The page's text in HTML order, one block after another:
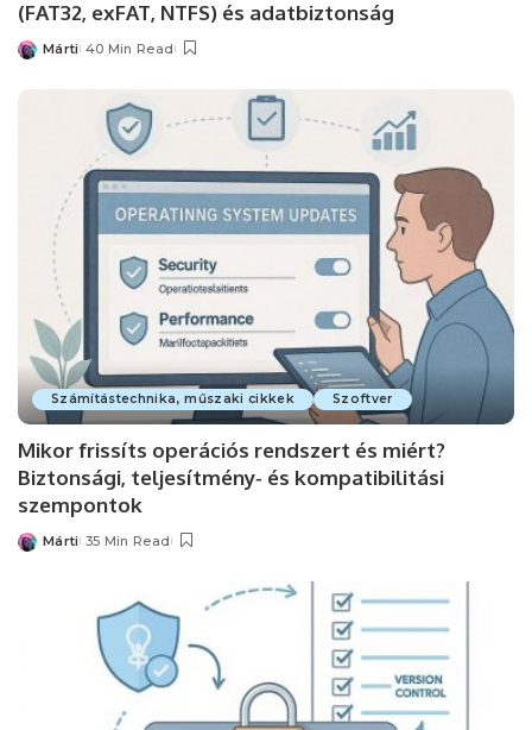
(FAT32, exFAT, NTFS) és adatbiztonság
Posted
Márti 40 Min Read
Számítástechnika, műszaki cikkek Szoftver
Mikor frissíts operációs rendszert és miért?
Biztonsági, teljesítmény‑ és kompatibilitási
szempontok
Posted
Márti 35 Min Read